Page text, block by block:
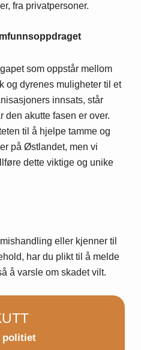
fra privatpersoner.
som oppstår mellom
og dyrenes muligheter til et
innsats, står
den akutte fasen er over.
til å hjelpe tamme og
på Østlandet, men vi
dette viktige og unike
eller kjenner til
har du plikt til å melde
å varsle om skadet vilt.
politiet